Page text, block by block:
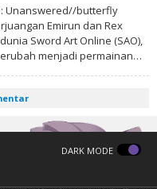
Unanswered//butterfly
Emirun dan Rex
Sword Art Online (SAO),
menjadi permainan…
DARK MODE